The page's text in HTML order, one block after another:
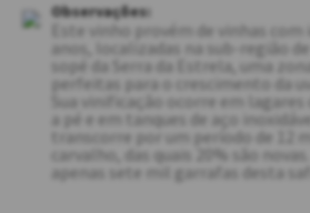
Observações:
Este vinho provém de vinhas com
anos, localizadas na sub-região de
sopé da Serra da Estrela, uma
perfeitas para o crescimento da
Sua vinificação ocorre em
a pé e em tanques de aço
transcorre por um período de 12
carvalho, das quais 20% são
apenas sete mil garrafas desta